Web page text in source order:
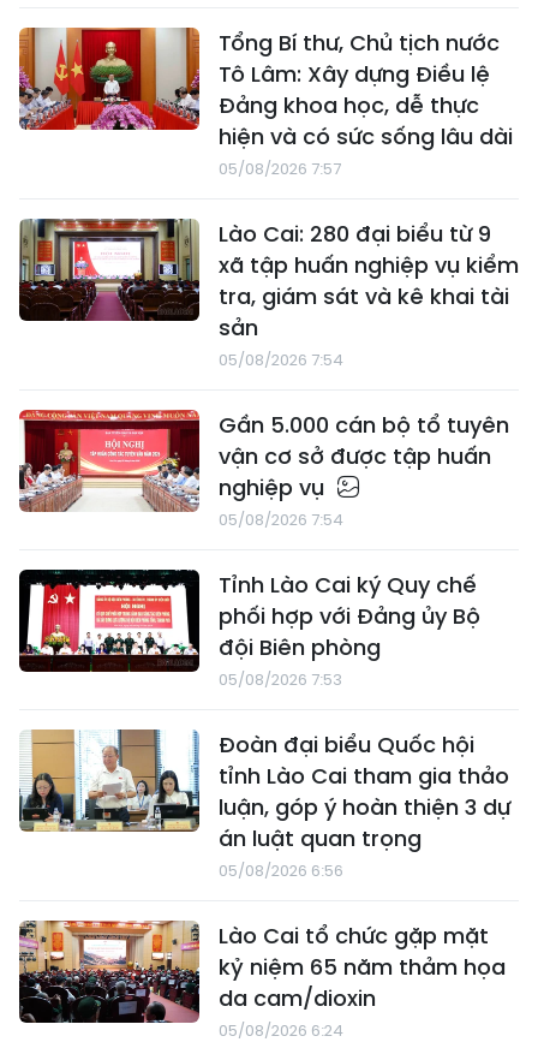
Tổng Bí thư, Chủ tịch nước
Tô Lâm: Xây dựng Điều lệ
Đảng khoa học, dễ thực
hiện và có sức sống lâu dài
05/08/2026 7:57
Lào Cai: 280 đại biểu từ 9
xã tập huấn nghiệp vụ kiểm
tra, giám sát và kê khai tài
sản
05/08/2026 7:54
Gần 5.000 cán bộ tổ tuyên
vận cơ sở được tập huấn
nghiệp vụ
05/08/2026 7:54
Tỉnh Lào Cai ký Quy chế
phối hợp với Đảng ủy Bộ
đội Biên phòng
05/08/2026 7:53
Đoàn đại biểu Quốc hội
tỉnh Lào Cai tham gia thảo
luận, góp ý hoàn thiện 3 dự
án luật quan trọng
05/08/2026 6:56
Lào Cai tổ chức gặp mặt
kỷ niệm 65 năm thảm họa
da cam/dioxin
05/08/2026 6:24